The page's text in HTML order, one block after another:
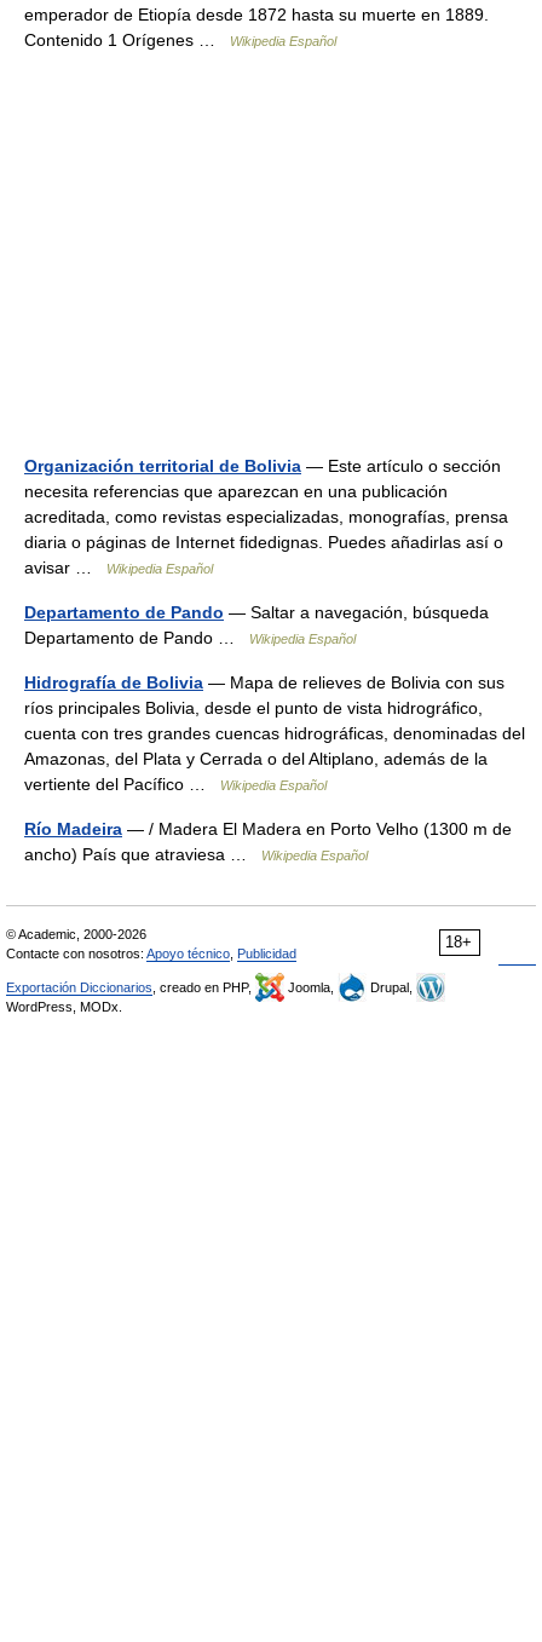
emperador de Etiopía desde 1872 hasta su muerte en 1889.
Contenido 1 Orígenes …
Wikipedia Español
Organización territorial de Bolivia — Este artículo o sección
necesita referencias que aparezcan en una publicación
acreditada, como revistas especializadas, monografías, prensa
diaria o páginas de Internet fidedignas. Puedes añadirlas así o
avisar …
Wikipedia Español
Departamento de Pando — Saltar a navegación, búsqueda
Departamento de Pando …
Wikipedia Español
Hidrografía de Bolivia — Mapa de relieves de Bolivia con sus
ríos principales Bolivia, desde el punto de vista hidrográfico,
cuenta con tres grandes cuencas hidrográficas, denominadas del
Amazonas, del Plata y Cerrada o del Altiplano, además de la
vertiente del Pacífico …
Wikipedia Español
Río Madeira — / Madera El Madera en Porto Velho (1300 m de
ancho) País que atraviesa …
Wikipedia Español
18+
© Academic, 2000-2026
Contacte con nosotros: Apoyo técnico Publicidad
Exportación Diccionarios , creado en PHP, Joomla,
Drupal,
WordPress, MODx.